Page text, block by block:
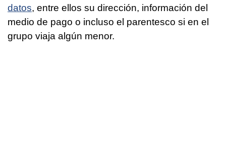
datos, entre ellos su dirección, información del
medio de pago o incluso el parentesco si en el
grupo viaja algún menor.